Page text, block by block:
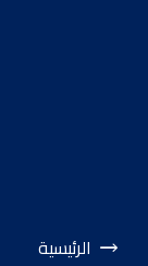
الرئيسية